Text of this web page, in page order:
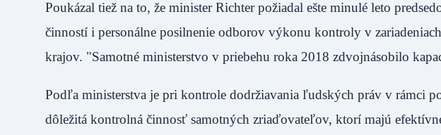
Poukázal tiež na to, že minister Richter požiadal ešte minulé leto
činností i personálne posilnenie odborov výkonu kontroly v
krajov. "Samotné ministerstvo v priebehu roka 2018 zdvojnásobilo
Podľa ministerstva je pri kontrole dodržiavania ľudských práv v rámci
dôležitá kontrolná činnosť samotných zriaďovateľov, ktorí majú